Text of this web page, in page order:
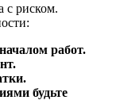
с риском.
работ.
будьте